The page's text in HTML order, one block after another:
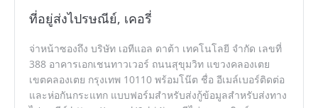
ที่อยู่ส่งไปรษณีย์, เคอรี่
จ่าหน้าซองถึง บริษัท เอทีแอล ดาต้า เทคโนโลยี จำกัด เลขที่
388 อาคารเอกเชนทาวเวอร์ ถนนสุขุมวิท แขวงคลองเตย
เขตคลองเตย กรุงเทพ 10110 พร้อมโน๊ต ชื่อ อีเมล์เบอร์ติดต่อ
และห่อกันกระแทก แบบฟอร์มสำหรับส่งกู้ข้อมูลสำหรับส่งทาง